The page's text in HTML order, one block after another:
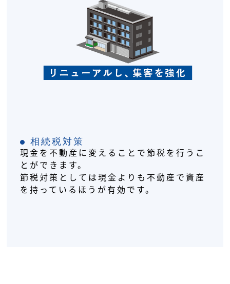
相続税対策
現金を不動産に変えることで節税を行うこ
とができます。
節税対策としては現金よりも不動産で資産
を持っているほうが有効です。